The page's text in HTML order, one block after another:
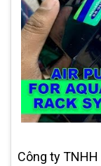
Công ty